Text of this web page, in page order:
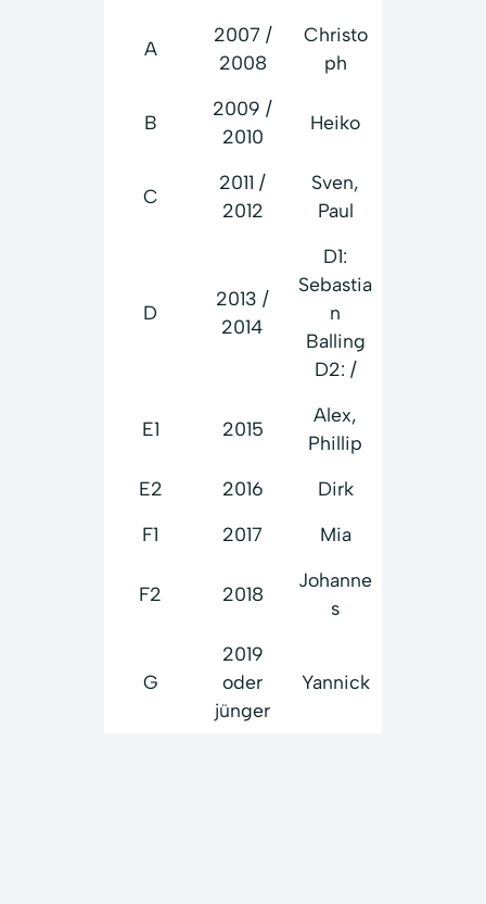
A
2007 /
2008
Christo
ph
B
2009 /
2010
Heiko
C
2011 /
2012
Sven,
Paul
D
2013 /
2014
D1:
Sebastia
n
Balling
D2: /
E1 2015
Alex,
Phillip
E2
2016
Dirk
F1
2017 Mia
F2 2018
Johanne
s
G
2019
oder
jünger
Yannick